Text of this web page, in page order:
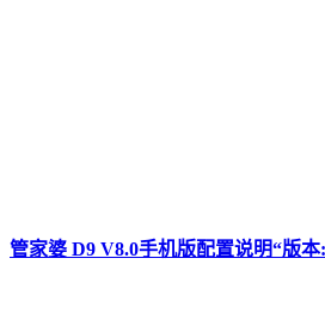
管家婆 D9 V8.0手机版配置说明“版本